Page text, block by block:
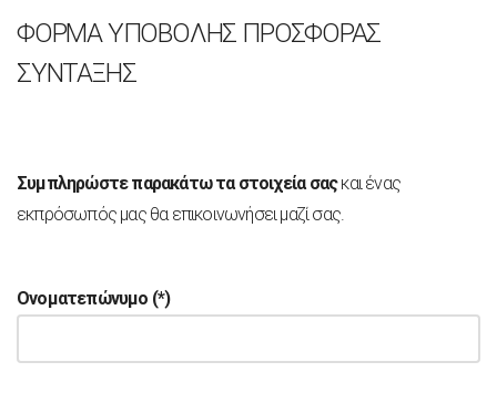
ΦΟΡΜΑ ΥΠΟΒΟΛΗΣ ΠΡΟΣΦΟΡΑΣ
ΣΥΝΤΑΞΗΣ
Συμπληρώστε παρακάτω τα στοιχεία σαςκαι ένας
εκπρόσωπός μας θα επικοινωνήσει μαζί σας.
Ονοματεπώνυμο (*)